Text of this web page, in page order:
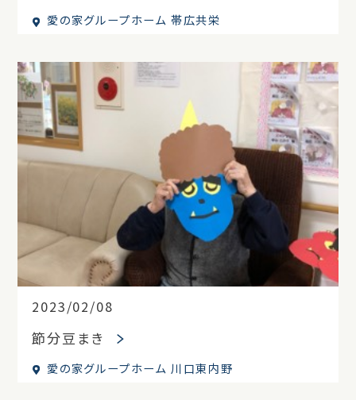
愛の家グループホーム 帯広共栄
2023/02/08
節分豆まき
愛の家グループホーム 川口東内野